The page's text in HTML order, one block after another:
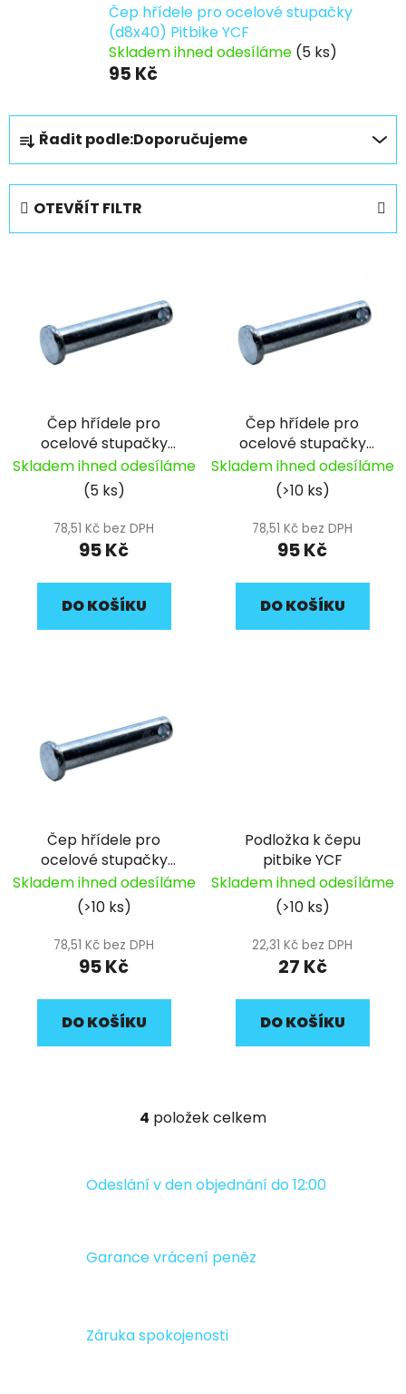
Čep hřídele pro ocelové stupačky
(d8x40) Pitbike YCF
Skladem ihned odesíláme (5 ks)
95 Kč
Ř
a
z
e
n
í
Řadit podle:Doporučujeme
OTEVŘÍT FILTR
d
u
Čep hřídele pro
ocelové stupačky
(d8x40) Pitbike YCF
Skladem ihned odesíláme
(5 ks)
78,51 Kč bez DPH
95 Kč
DO KOŠÍKU
Čep hřídele pro
ocelové stupačky
(d8x43) Pitbike YCF
Skladem ihned odesíláme
(>10 ks)
78,51 Kč bez DPH
95 Kč
DO KOŠÍKU
Čep hřídele pro
ocelové stupačky
(d8x45) Pitbike YCF
Skladem ihned odesíláme
(>10 ks)
78,51 Kč bez DPH
95 Kč
DO KOŠÍKU
Podložka k čepu
pitbike YCF
Skladem ihned odesíláme
(>10 ks)
22,31 Kč bez DPH
27 Kč
DO KOŠÍKU
O
á
c
í
v
k
4 položek celkem
Odeslání v den objednání do 12:00
Garance vrácení peněz
Záruka spokojenosti